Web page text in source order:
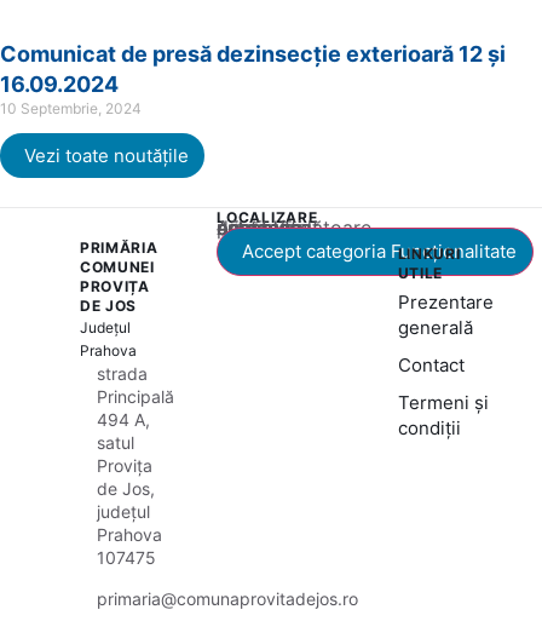
Comunicat de presă dezinsecție exterioară 12 și
16.09.2024
10 Septembrie, 2024
Vezi toate noutățile
PRIMĂRIA
COMUNEI
PROVIȚA
DE JOS
Județul
Prahova
strada
Principală
494 A,
satul
Provița
de Jos,
județul
Prahova
107475
primaria@comunaprovitadejos.ro
LOCALIZARE
Acest conținut este blocat până când acceptați categoria corespunzătoare de cookie-uri.
Accept categoria Funcționalitate
LINKURI
UTILE
Prezentare
generală
Contact
Termeni și
condiții